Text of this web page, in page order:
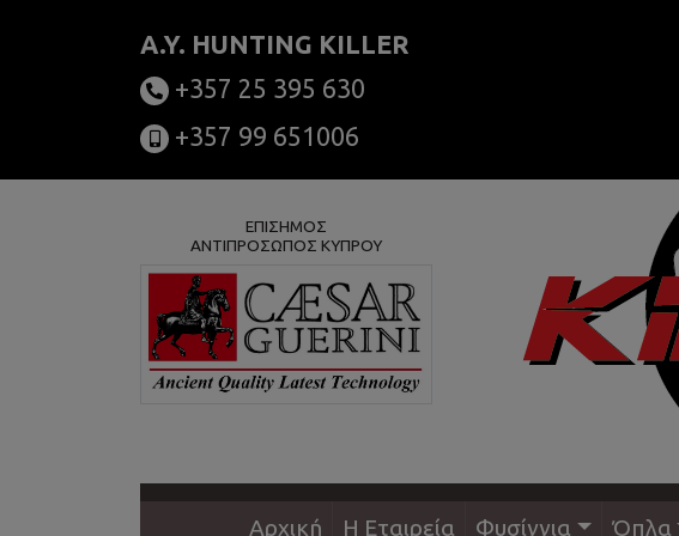
A.Y. HUNTING KILLER
+357 25 395 630
+357 99 651006
ΕΠΙΣΗΜΟΣ
ΑΝΤΙΠΡΟΣΩΠΟΣ ΚΥΠΡΟΥ
Αρχική Η Εταιρεία Φυσίγγια Όπλα